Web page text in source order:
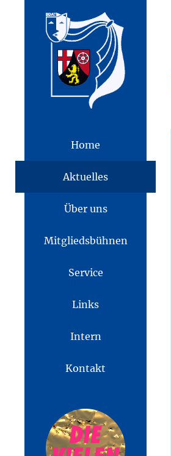
Home
Aktuelles
Über uns
Mitgliedsbühnen
Service
Links
Intern
Kontakt